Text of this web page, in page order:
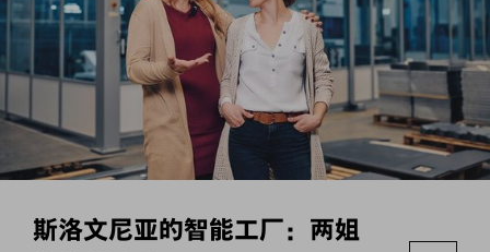
斯洛文尼亚的智能工厂：两姐